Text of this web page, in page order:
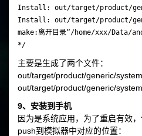
Install: out/target/product/
Install: out/target/product/
make:离开目录“/home/xxx/Data/
主要是生成了两个文件：
out/target/product/generic/
out/target/product/generic/
9、安装到手机
因为是系统应用，为了重启有效
push到模拟器中对应的位置：